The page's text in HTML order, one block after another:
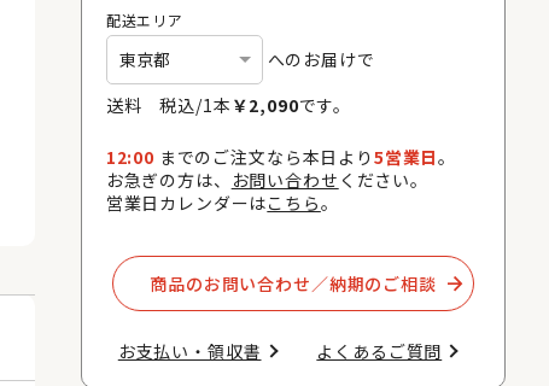
配送エリア
へのお届けで
送料 税込/1本 ￥2,090です。
12:00 までのご注文なら本日より 5営業日。
お急ぎの方は、
お問い合わせ ください。
営業日カレンダーはこちら。
商品のお問い合わせ／納期のご相談​
お支払い・領収書​ よくあるご質問​